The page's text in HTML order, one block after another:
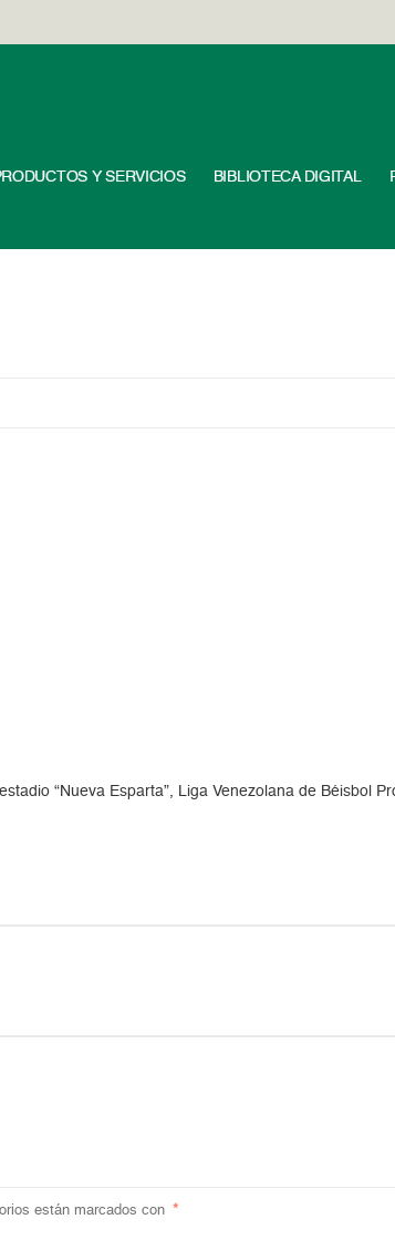
Y SERVICIOS BIBLIOTECA DIGITAL
“Nueva Esparta”, Liga Venezolana de Béisbol
están marcados con *